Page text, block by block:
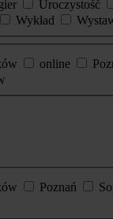
Uroczystość
Wykład
online
Poznań